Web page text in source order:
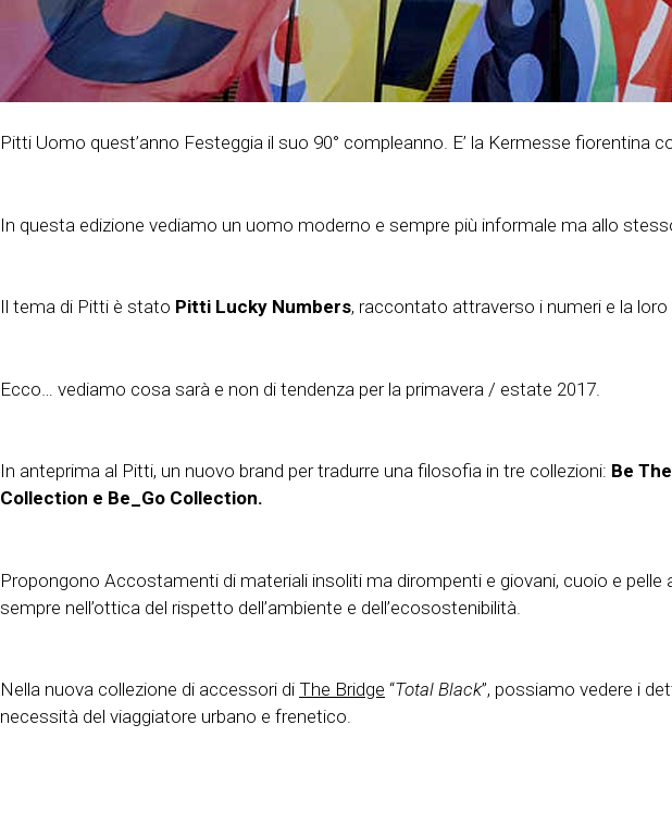
Pitti Uomo quest’anno Festeggia il suo 90° compleanno. E’ la Kermesse
In questa edizione vediamo un uomo moderno e sempre più informale ma allo
Il tema di Pitti è stato Pitti Lucky Numbers, raccontato attraverso i numeri e la
Ecco… vediamo cosa sarà e non di tendenza per la primavera / estate 2017.
In anteprima al Pitti, un nuovo brand per tradurre una filosofia in tre collezioni: Be
Collection e Be_Go Collection.
Propongono Accostamenti di materiali insoliti ma dirompenti e giovani, cuoio e
sempre nell’ottica del rispetto dell’ambiente e dell’ecosostenibilità.
Nella nuova collezione di accessori di The Bridge “Total Black”, possiamo vedere i
necessità del viaggiatore urbano e frenetico.